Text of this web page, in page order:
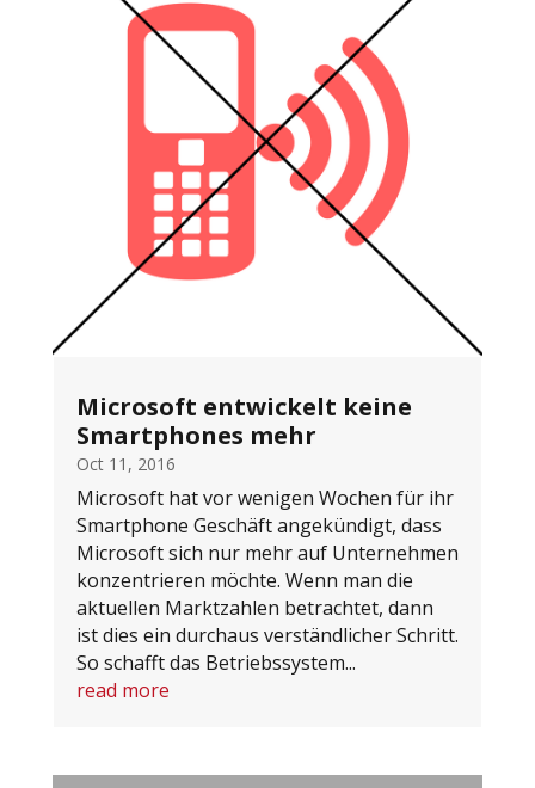
Microsoft entwickelt keine
Smartphones mehr
Oct 11, 2016
Microsoft hat vor wenigen Wochen für ihr
Smartphone Geschäft angekündigt, dass
Microsoft sich nur mehr auf Unternehmen
konzentrieren möchte. Wenn man die
aktuellen Marktzahlen betrachtet, dann
ist dies ein durchaus verständlicher Schritt.
So schafft das Betriebssystem...
read more